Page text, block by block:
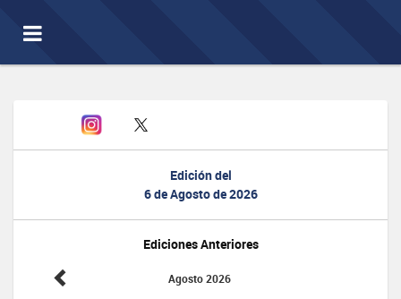
Toggle
navigation
Edición del
6 de Agosto de 2026
Ediciones Anteriores
Agosto 2026